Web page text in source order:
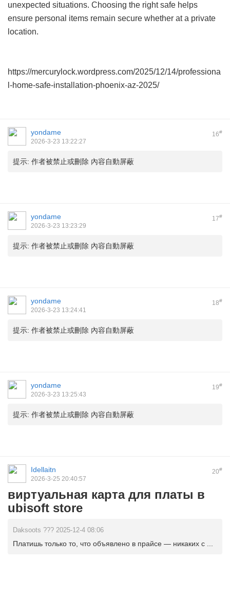
unexpected situations. Choosing the right safe helps
ensure personal items remain secure whether at a private
location.
https://mercurylock.wordpress.com/2025/12/14/professiona
l-home-safe-installation-phoenix-az-2025/
16#
yondame
2026-3-23 13:22:27
提示: 作者被禁止或刪除 內容自動屏蔽
17#
yondame
2026-3-23 13:23:29
提示: 作者被禁止或刪除 內容自動屏蔽
18#
yondame
2026-3-23 13:24:41
提示: 作者被禁止或刪除 內容自動屏蔽
19#
yondame
2026-3-23 13:25:43
提示: 作者被禁止或刪除 內容自動屏蔽
20#
Idellaitn
2026-3-25 20:40:57
виртуальная карта для платы в
ubisoft store
Daksoots ??? 2025-12-4 08:06
Платишь только то, что объявлено в прайсе — никаких с ...